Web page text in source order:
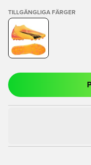
TILLGÄNGLIGA FÄRGER